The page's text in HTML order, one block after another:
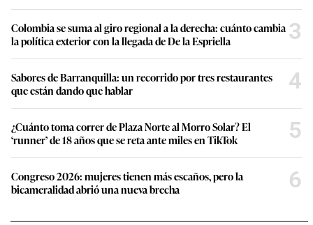
Colombia se suma al giro regional a la derecha: cuánto cambia
la política exterior con la llegada de De la Espriella
3
Sabores de Barranquilla: un recorrido por tres restaurantes
que están dando que hablar
4
¿Cuánto toma correr de Plaza Norte al Morro Solar? El
‘runner’ de 18 años que se reta ante miles en TikTok
5
Congreso 2026: mujeres tienen más escaños, pero la
bicameralidad abrió una nueva brecha
6